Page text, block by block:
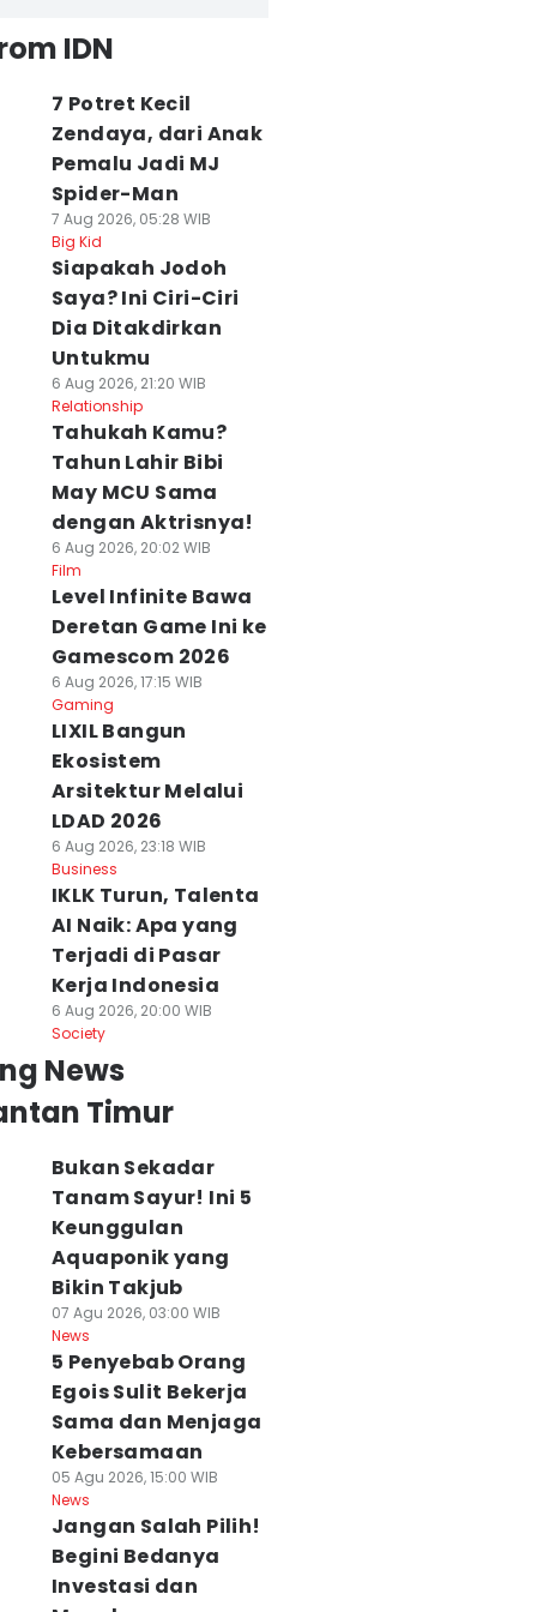
IDN
7 Potret Kecil
Zendaya, dari Anak
Pemalu Jadi MJ
Spider-Man
7 Aug 2026, 05:28 WIB
Big Kid
Siapakah Jodoh
Saya? Ini Ciri-Ciri
Dia Ditakdirkan
Untukmu
6 Aug 2026, 21:20 WIB
Relationship
Tahukah Kamu?
Tahun Lahir Bibi
May MCU Sama
dengan Aktrisnya!
6 Aug 2026, 20:02 WIB
Film
Level Infinite Bawa
Deretan Game Ini ke
Gamescom 2026
6 Aug 2026, 17:15 WIB
Gaming
LIXIL Bangun
Ekosistem
Arsitektur Melalui
LDAD 2026
6 Aug 2026, 23:18 WIB
Business
IKLK Turun, Talenta
AI Naik: Apa yang
Terjadi di Pasar
Kerja Indonesia
6 Aug 2026, 20:00 WIB
Society
News
Timur
Bukan Sekadar
Tanam Sayur! Ini 5
Keunggulan
Aquaponik yang
Bikin Takjub
07 Agu 2026, 03:00 WIB
News
5 Penyebab Orang
Egois Sulit Bekerja
Sama dan Menjaga
Kebersamaan
05 Agu 2026, 15:00 WIB
News
Jangan Salah Pilih!
Begini Bedanya
Investasi dan